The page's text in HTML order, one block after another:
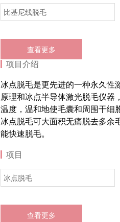
比基尼线脱毛
查看更多
项目介绍
冰点脱毛是更先进的一种永久性
原理和冰点半导体激光脱毛仪器
温度，温和地使毛囊和周围干细
冰点脱毛可大面积无痛脱去多余
能快速脱毛。
项目
冰点脱毛
查看更多